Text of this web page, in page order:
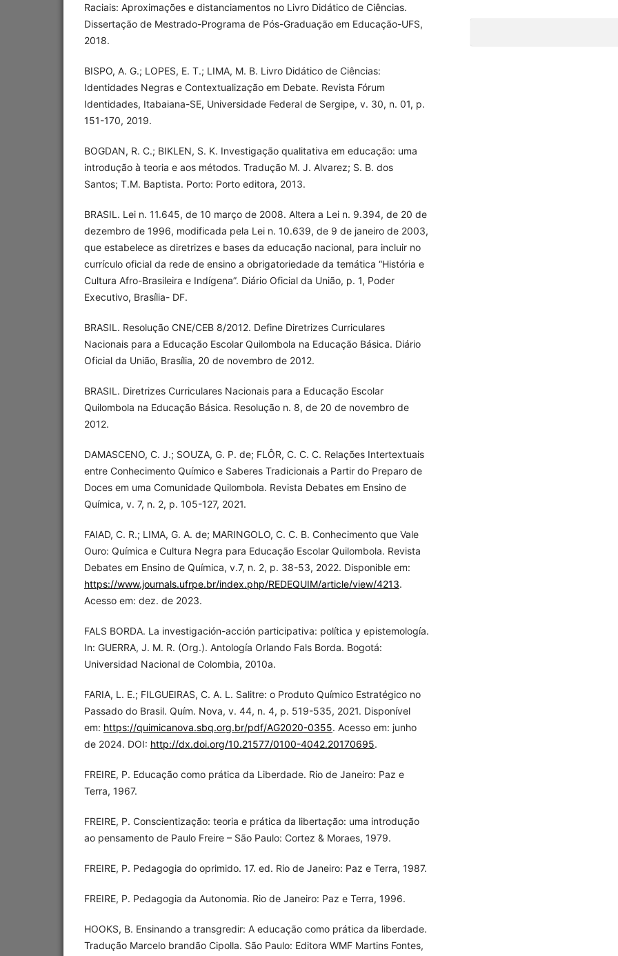
Raciais: Aproximações e distanciamentos no Livro Didático de Ciências.
Dissertação de Mestrado-Programa de Pós-Graduação em Educação-UFS,
2018.
BISPO, A. G.; LOPES, E. T.; LIMA, M. B. Livro Didático de Ciências:
Identidades Negras e Contextualização em Debate. Revista Fórum
Identidades, Itabaiana-SE, Universidade Federal de Sergipe, v. 30, n. 01, p.
151-170, 2019.
BOGDAN, R. C.; BIKLEN, S. K. Investigação qualitativa em educação: uma
introdução à teoria e aos métodos. Tradução M. J. Alvarez; S. B. dos
Santos; T.M. Baptista. Porto: Porto editora, 2013.
BRASIL. Lei n. 11.645, de 10 março de 2008. Altera a Lei n. 9.394, de 20 de
dezembro de 1996, modificada pela Lei n. 10.639, de 9 de janeiro de 2003,
que estabelece as diretrizes e bases da educação nacional, para incluir no
currículo oficial da rede de ensino a obrigatoriedade da temática “História e
Cultura Afro-Brasileira e Indígena”. Diário Oficial da União, p. 1, Poder
Executivo, Brasília- DF.
BRASIL. Resolução CNE/CEB 8/2012. Define Diretrizes Curriculares
Nacionais para a Educação Escolar Quilombola na Educação Básica. Diário
Oficial da União, Brasília, 20 de novembro de 2012.
BRASIL. Diretrizes Curriculares Nacionais para a Educação Escolar
Quilombola na Educação Básica. Resolução n. 8, de 20 de novembro de
2012.
DAMASCENO, C. J.; SOUZA, G. P. de; FLÔR, C. C. C. Relações Intertextuais
entre Conhecimento Químico e Saberes Tradicionais a Partir do Preparo de
Doces em uma Comunidade Quilombola. Revista Debates em Ensino de
Química, v. 7, n. 2, p. 105-127, 2021.
FAIAD, C. R.; LIMA, G. A. de; MARINGOLO, C. C. B. Conhecimento que Vale
Ouro: Química e Cultura Negra para Educação Escolar Quilombola. Revista
Debates em Ensino de Química, v.7, n. 2, p. 38-53, 2022. Disponible em:
https://www.journals.ufrpe.br/index.php/REDEQUIM/article/view/4213.
Acesso em: dez. de 2023.
FALS BORDA. La investigación-acción participativa: política y epistemología.
In: GUERRA, J. M. R. (Org.). Antología Orlando Fals Borda. Bogotá:
Universidad Nacional de Colombia, 2010a.
FARIA, L. E.; FILGUEIRAS, C. A. L. Salitre: o Produto Químico Estratégico no
Passado do Brasil. Quím. Nova, v. 44, n. 4, p. 519-535, 2021. Disponível
em: https://quimicanova.sbq.org.br/pdf/AG2020-0355. Acesso em: junho
de 2024. DOI: http://dx.doi.org/10.21577/0100-4042.20170695.
FREIRE, P. Educação como prática da Liberdade. Rio de Janeiro: Paz e
Terra, 1967.
FREIRE, P. Conscientização: teoria e prática da libertação: uma introdução
ao pensamento de Paulo Freire – São Paulo: Cortez & Moraes, 1979.
FREIRE, P. Pedagogia do oprimido. 17. ed. Rio de Janeiro: Paz e Terra, 1987.
FREIRE, P. Pedagogia da Autonomia. Rio de Janeiro: Paz e Terra, 1996.
HOOKS, B. Ensinando a transgredir: A educação como prática da liberdade.
Tradução Marcelo brandão Cipolla. São Paulo: Editora WMF Martins Fontes,